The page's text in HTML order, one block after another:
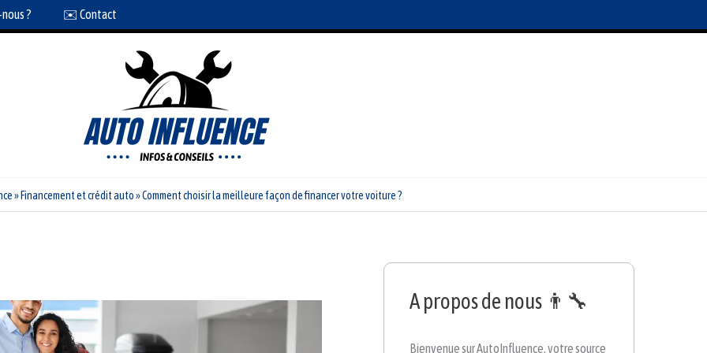
? ✉️ Contact
» Financement et crédit auto»Comment choisir la meilleure façon de financer votre voiture ?
A propos de nous 👨‍🔧
Bienvenue sur AutoInfluence, votre source